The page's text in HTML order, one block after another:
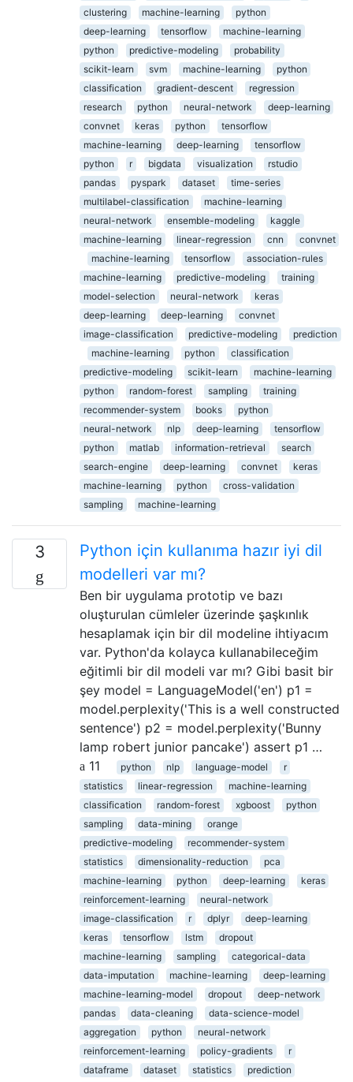
clustering
machine-learning
python
deep-learning
tensorflow
machine-learning
python
predictive-modeling
probability
scikit-learn
svm machine-learning
python
classification
gradient-descent
regression
research
python neural-network
deep-learning
convnet
keras python
tensorflow
machine-learning
deep-learning
tensorflow
python
r bigdata visualization
rstudio
pandas
pyspark dataset
time-series
multilabel-classification
machine-learning
neural-network
ensemble-modeling
kaggle
machine-learning
linear-regression cnn
convnet
machine-learning
tensorflow
association-rules
machine-learning
predictive-modeling
training
model-selection
neural-network
keras
deep-learning
deep-learning
convnet
image-classification
predictive-modeling
prediction
machine-learning
python
classification
predictive-modeling
scikit-learn
machine-learning
python
random-forest sampling
training
recommender-system
books
python
neural-network
nlp deep-learning
tensorflow
python
matlab information-retrieval
search
search-engine
deep-learning convnet
keras
machine-learning
python
cross-validation
sampling
machine-learning
3
Python için kullanıma hazır iyi dil
modelleri var mı?
Ben bir uygulama prototip ve bazı
oluşturulan cümleler üzerinde şaşkınlık
hesaplamak için bir dil modeline ihtiyacım
var. Python'da kolayca kullanabileceğim
eğitimli bir dil modeli var mı? Gibi basit bir
şey model = LanguageModel('en') p1 =
model.perplexity('This is a well constructed
sentence') p2 = model.perplexity('Bunny
lamp robert junior pancake') assert p1 …
11
python nlp language-model
r
statistics
linear-regression
machine-learning
classification
random-forest xgboost
python
sampling
data-mining
orange
predictive-modeling
recommender-system
statistics
dimensionality-reduction
pca
machine-learning
python deep-learning
keras
reinforcement-learning
neural-network
image-classification
r dplyr
deep-learning
keras
tensorflow lstm
dropout
machine-learning
sampling
categorical-data
data-imputation
machine-learning
deep-learning
machine-learning-model
dropout
deep-network
pandas
data-cleaning
data-science-model
aggregation
python
neural-network
reinforcement-learning
policy-gradients
r
dataframe
dataset statistics
prediction